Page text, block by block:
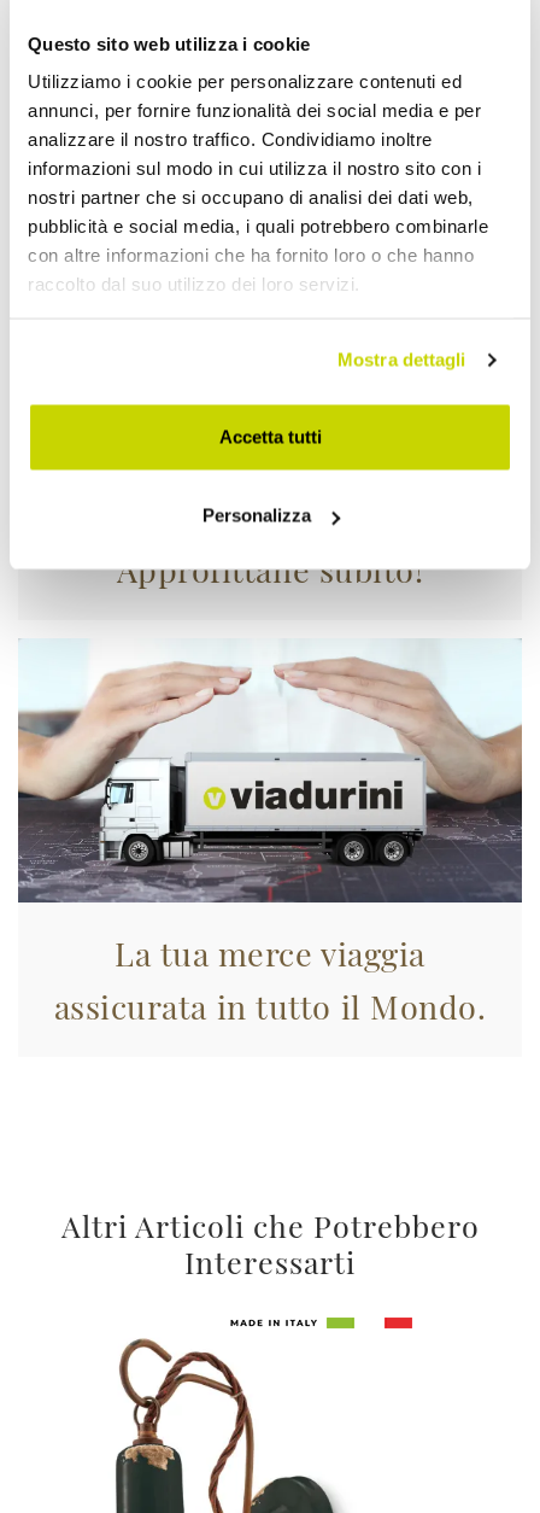
Questo sito web utilizza i cookie
Utilizziamo i cookie per personalizzare contenuti ed
annunci, per fornire funzionalità dei social media e per
analizzare il nostro traffico. Condividiamo inoltre
informazioni sul modo in cui utilizza il nostro sito con i
nostri partner che si occupano di analisi dei dati web,
pubblicità e social media, i quali potrebbero combinarle
con altre informazioni che ha fornito loro o che hanno
raccolto dal suo utilizzo dei loro servizi.
Mostra dettagli
Accetta tutti
Personalizza
Applique Industriali
Approfittane subito!
La tua merce viaggia
assicurata in tutto il Mondo.
Altri Articoli che Potrebbero
Interessarti